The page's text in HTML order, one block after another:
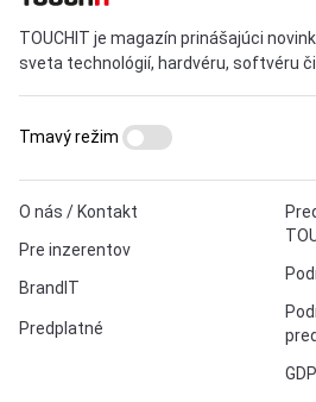
TOUCHIT je magazín prinášajúci
sveta technológií, hardvéru, softvéru
O nás / Kontakt
Pre inzerentov
BrandIT
Predplatné
Tmavý režim